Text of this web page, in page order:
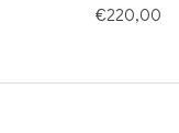
€220,00